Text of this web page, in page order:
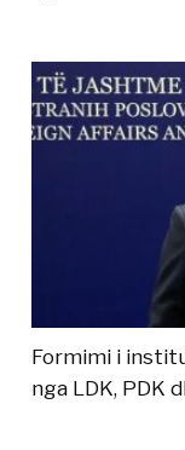
Formimi i
nga LDK, PDK